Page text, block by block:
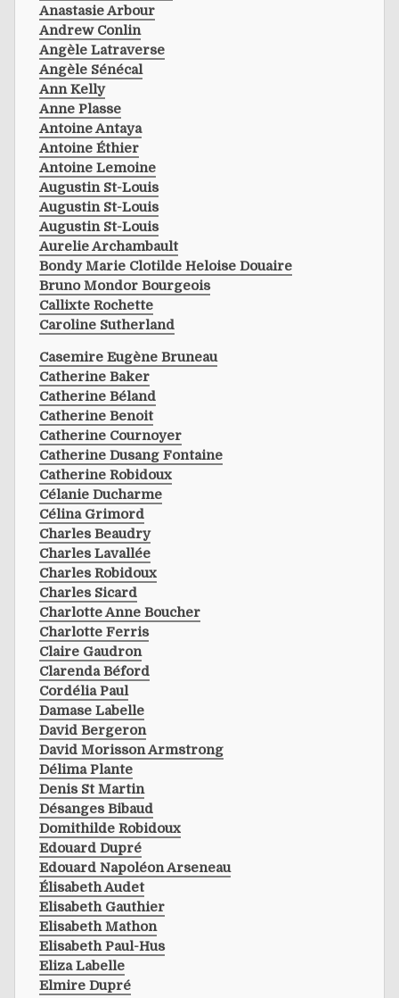
Anastasie Arbour
Andrew Conlin
Angèle Latraverse
Angèle Sénécal
Ann Kelly
Anne Plasse
Antoine Antaya
Antoine Éthier
Antoine Lemoine
Augustin St-Louis
Augustin St-Louis
Augustin St-Louis
Aurelie Archambault
Bondy Marie Clotilde Heloise Douaire
Bruno Mondor Bourgeois
Callixte Rochette
Caroline Sutherland
Casemire Eugène Bruneau
Catherine Baker
Catherine Béland
Catherine Benoit
Catherine Cournoyer
Catherine Dusang Fontaine
Catherine Robidoux
Célanie Ducharme
Célina Grimord
Charles Beaudry
Charles Lavallée
Charles Robidoux
Charles Sicard
Charlotte Anne Boucher
Charlotte Ferris
Claire Gaudron
Clarenda Béford
Cordélia Paul
Damase Labelle
David Bergeron
David Morisson Armstrong
Délima Plante
Denis St Martin
Désanges Bibaud
Domithilde Robidoux
Edouard Dupré
Edouard Napoléon Arseneau
Élisabeth Audet
Elisabeth Gauthier
Elisabeth Mathon
Elisabeth Paul-Hus
Eliza Labelle
Elmire Dupré